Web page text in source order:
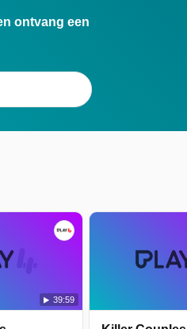
ontvang een
39:59